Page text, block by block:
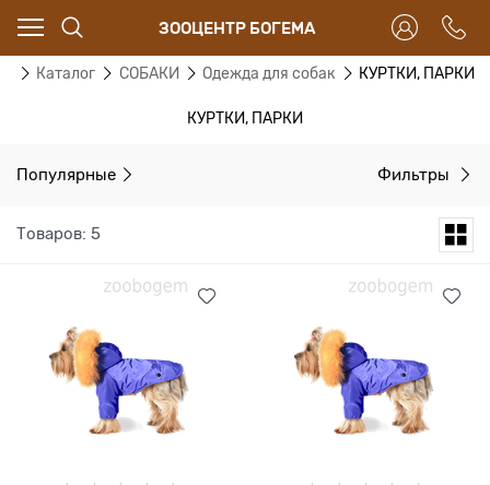
ЗООЦЕНТР БОГЕМА
Каталог СОБАКИ Одежда для собак КУРТКИ, ПАРКИ
КУРТКИ, ПАРКИ
Популярные Фильтры
Товаров: 5